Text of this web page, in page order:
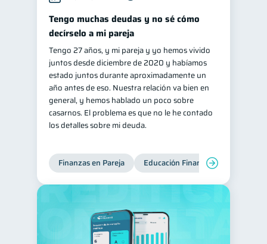
Tengo muchas deudas y no sé cómo
decírselo a mi pareja
Tengo 27 años, y mi pareja y yo hemos vivido
juntos desde diciembre de 2020 y habíamos
estado juntos durante aproximadamente un
año antes de eso. Nuestra relación va bien en
general, y hemos hablado un poco sobre
casarnos. El problema es que no le he contado
los detalles sobre mi deuda.
Finanzas en Pareja Educación Financiera